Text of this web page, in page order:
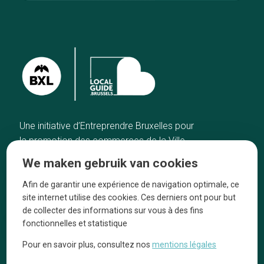
Une initiative d’Entreprendre Bruxelles pour
la promotion des commerces de la Ville
Home
De beste adressen
Blog
Winkelwijken
Tops 10
De ambachtslieden
Over ons
Ze praten over ons!
kennisgevingen
We maken gebruik van cookies
Afin de garantir une expérience de navigation optimale, ce
site internet utilise des cookies. Ces derniers ont pour but
de collecter des informations sur vous à des fins
fonctionnelles et statistique
Pour en savoir plus, consultez nosmentions légales